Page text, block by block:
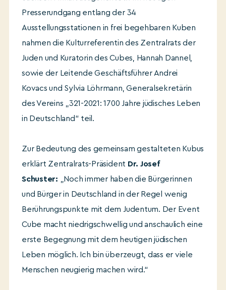
Presserundgang entlang der 34
Ausstellungsstationen in frei begehbaren Kuben
nahmen die Kulturreferentin des Zentralrats der
Juden und Kuratorin des Cubes, Hannah Dannel,
sowie der Leitende Geschäftsführer Andrei
Kovacs und Sylvia Löhrmann, Generalsekretärin
des Vereins „321-2021: 1700 Jahre jüdisches Leben
in Deutschland“ teil.
Zur Bedeutung des gemeinsam gestalteten Kubus
erklärt Zentralrats-Präsident Dr. Josef
Schuster: „Noch immer haben die Bürgerinnen
und Bürger in Deutschland in der Regel wenig
Berührungspunkte mit dem Judentum. Der Event
Cube macht niedrigschwellig und anschaulich eine
erste Begegnung mit dem heutigen jüdischen
Leben möglich. Ich bin überzeugt, dass er viele
Menschen neugierig machen wird.“